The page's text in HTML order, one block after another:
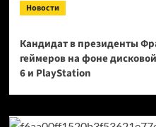
Новости
Кандидат в президенты
геймеров на фоне
6 и PlayStation